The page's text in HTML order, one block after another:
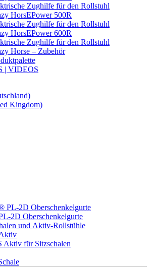
Zughilfe für den Rollstuhl
HorsEPower 500R
Zughilfe für den Rollstuhl
HorsEPower 600R
Zughilfe für den Rollstuhl
Horse – Zubehör
| VIDEOS
­2D Oberschenkelgurte
und Aktiv-Rollstühle
Aktiv für Sitzschalen